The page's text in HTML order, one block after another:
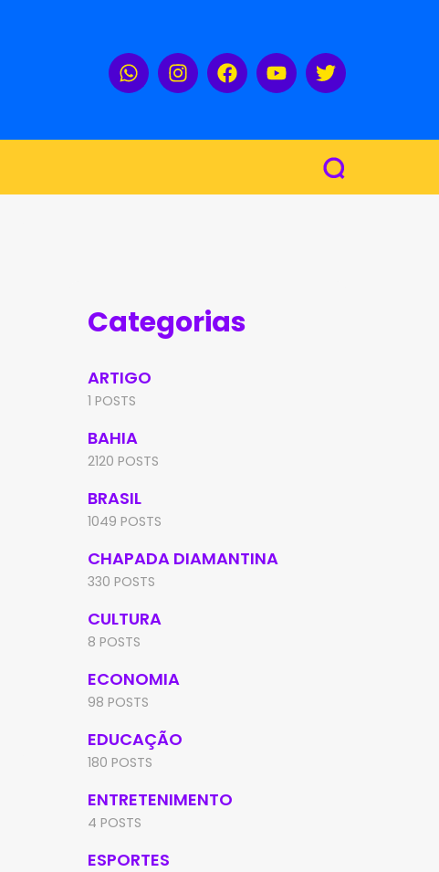
Categorias
ARTIGO
1 POSTS
BAHIA
2120 POSTS
BRASIL
1049 POSTS
CHAPADA DIAMANTINA
330 POSTS
CULTURA
8 POSTS
ECONOMIA
98 POSTS
EDUCAÇÃO
180 POSTS
ENTRETENIMENTO
4 POSTS
ESPORTES